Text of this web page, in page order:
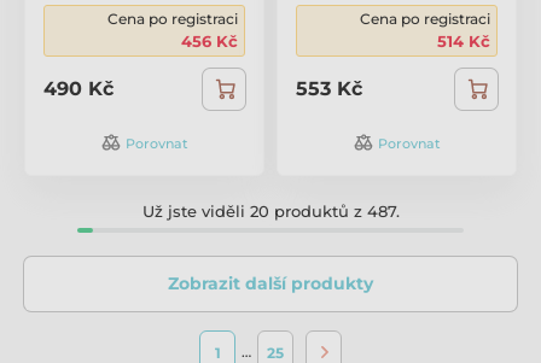
Cena po registraci
456 Kč
490 Kč
Porovnat
Cena po registraci
514 Kč
553 Kč
Porovnat
Už jste viděli 20 produktů z 487.
Zobrazit další produkty
1 … 25